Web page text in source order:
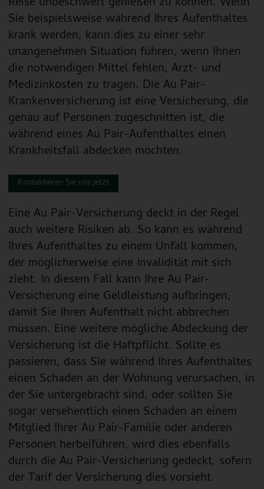
Sie beispielsweise während Ihres Aufenthaltes
krank werden, kann dies zu einer sehr
unangenehmen Situation führen, wenn Ihnen
die notwendigen Mittel fehlen, Arzt- und
Medizinkosten zu tragen. Die Au Pair-
Krankenversicherung ist eine Versicherung, die
genau auf Personen zugeschnitten ist, die
während eines Au Pair-Aufenthaltes einen
Krankheitsfall abdecken möchten.
Kontaktieren Sie uns jetzt
Eine Au Pair-Versicherung deckt in der Regel
auch weitere Risiken ab. So kann es während
Ihres Aufenthaltes zu einem Unfall kommen,
der möglicherweise eine Invalidität mit sich
zieht. In diesem Fall kann Ihre Au Pair-
Versicherung eine Geldleistung aufbringen,
damit Sie Ihren Aufenthalt nicht abbrechen
müssen. Eine weitere mögliche Abdeckung der
Versicherung ist die Haftpflicht. Sollte es
passieren, dass Sie während Ihres Aufenthaltes
einen Schaden an der Wohnung verursachen, in
der Sie untergebracht sind, oder sollten Sie
sogar versehentlich einen Schaden an einem
Mitglied Ihrer Au Pair-Familie oder anderen
Personen herbeiführen, wird dies ebenfalls
durch die Au Pair-Versicherung gedeckt, sofern
der Tarif der Versicherung dies vorsieht.